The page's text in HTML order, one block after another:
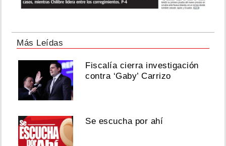
Más Leídas
Fiscalía cierra investigación
contra ‘Gaby’ Carrizo
Se escucha por ahí